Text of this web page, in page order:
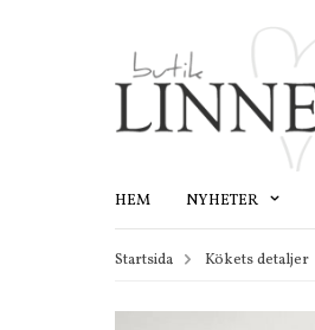
HEM NYHETER
Startsida Kökets detaljer